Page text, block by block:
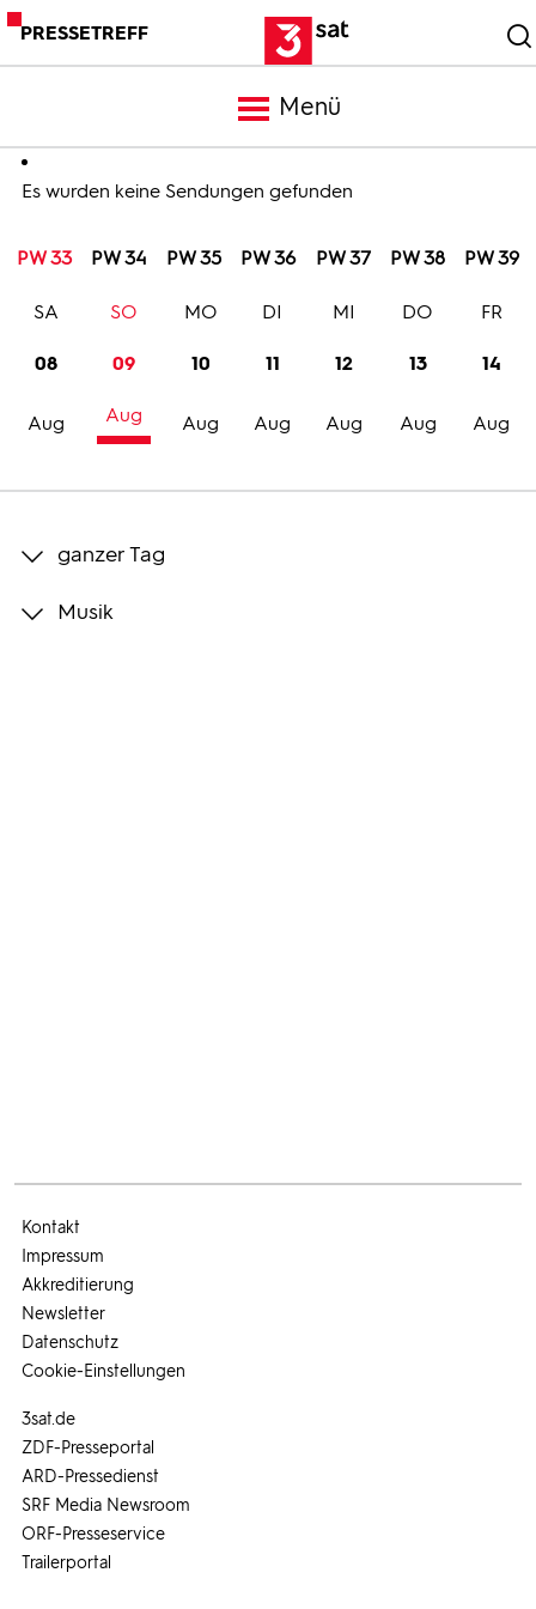
PRESSETREFF
Menü
Meldungen
Programm
Trailer
Bilder
Es wurden keine Sendungen gefunden
PW 33 PW 34 PW 35 PW 36 PW 37 PW 38 PW 39
08
Aug
SA
09
Aug
SO
10
Aug
MO
11
Aug
DI
12
Aug
MI
13
Aug
DO
14
Aug
FR
ganzer Tag
Musik
3sat.de
ZDF-Presseportal
ARD-Pressedienst
SRF Media Newsroom
ORF-Presseservice
Trailerportal
Kontakt
Impressum
Akkreditierung
Newsletter
Datenschutz
Cookie-Einstellungen